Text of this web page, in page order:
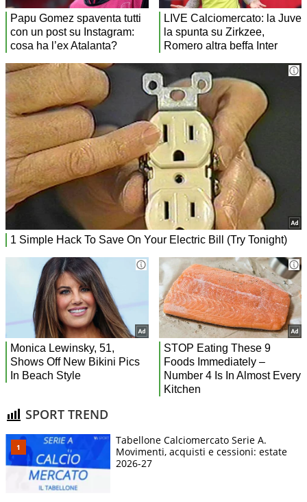
SPORT TREND
Tabellone Calciomercato Serie A.
Movimenti, acquisti e cessioni: estate
2026-27